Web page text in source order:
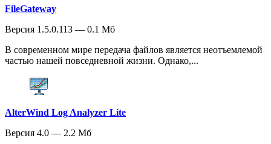
FileGateway
Версия 1.5.0.113 — 0.1 Мб
В современном мире передача файлов является неотъемлемой
частью нашей повседневной жизни. Однако,...
AlterWind Log Analyzer Lite
Версия 4.0 — 2.2 Мб